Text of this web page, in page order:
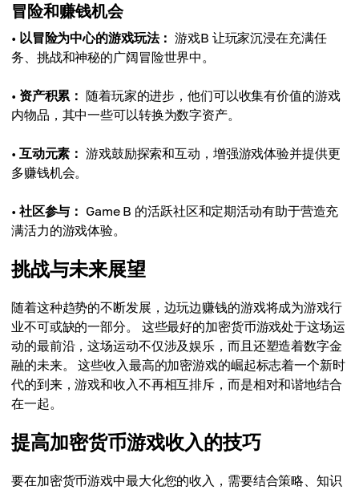
冒险和赚钱机会
• 以冒险为中心的游戏玩法： 游戏B 让玩家沉浸在充满任
务、挑战和神秘的广阔冒险世界中。
• 资产积累： 随着玩家的进步，他们可以收集有价值的游戏
内物品，其中一些可以转换为数字资产。
• 互动元素： 游戏鼓励探索和互动，增强游戏体验并提供更
多赚钱机会。
• 社区参与： Game B 的活跃社区和定期活动有助于营造充
满活力的游戏体验。
挑战与未来展望
随着这种趋势的不断发展，边玩边赚钱的游戏将成为游戏行
业不可或缺的一部分。 这些最好的加密货币游戏处于这场运
动的最前沿，这场运动不仅涉及娱乐，而且还塑造着数字金
融的未来。 这些收入最高的加密游戏的崛起标志着一个新时
代的到来，游戏和收入不再相互排斥，而是相对和谐地结合
在一起。
提高加密货币游戏收入的技巧
要在加密货币游戏中最大化您的收入，需要结合策略、知识